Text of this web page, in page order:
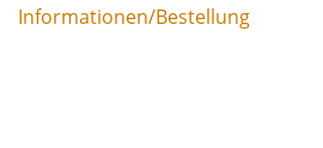
Informationen/Bestellung